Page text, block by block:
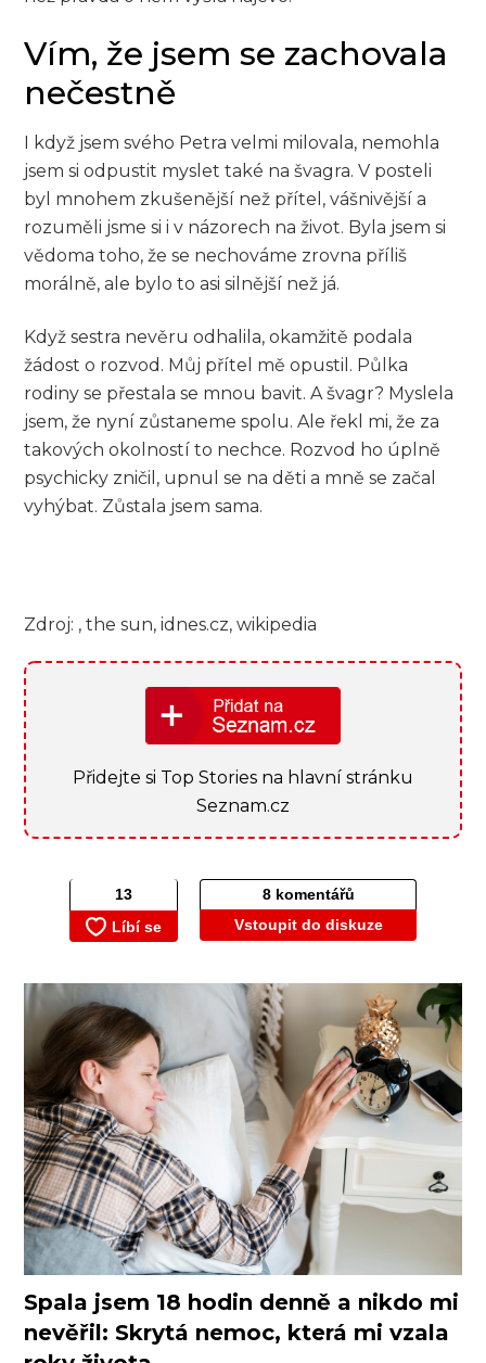
Vím, že jsem se zachovala
nečestně
I když jsem svého Petra velmi milovala, nemohla
jsem si odpustit myslet také na švagra. V posteli
byl mnohem zkušenější než přítel, vášnivější a
rozuměli jsme si i v názorech na život. Byla jsem si
vědoma toho, že se nechováme zrovna příliš
morálně, ale bylo to asi silnější než já.
Když sestra nevěru odhalila, okamžitě podala
žádost o rozvod. Můj přítel mě opustil. Půlka
rodiny se přestala se mnou bavit. A švagr? Myslela
jsem, že nyní zůstaneme spolu. Ale řekl mi, že za
takových okolností to nechce. Rozvod ho úplně
psychicky zničil, upnul se na děti a mně se začal
vyhýbat. Zůstala jsem sama.
Zdroj: , the sun, idnes.cz, wikipedia
Přidejte si Top Stories na hlavní stránku
Seznam.cz
8 komentářů
Vstoupit do diskuze
Spala jsem 18 hodin denně a nikdo mi
nevěřil: Skrytá nemoc, která mi vzala